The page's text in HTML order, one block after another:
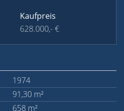
Kaufpreis
628.000,- €
1974
91,30 m²
658 m²